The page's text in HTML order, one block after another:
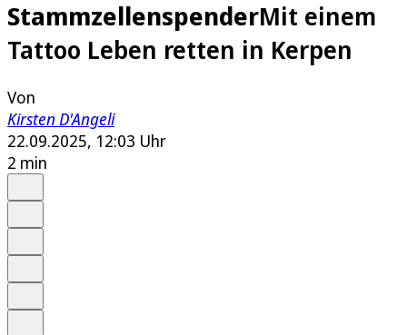
StammzellenspenderMit einem
Tattoo Leben retten in Kerpen
Von
Kirsten D'Angeli
22.09.2025, 12:03 Uhr
2 min